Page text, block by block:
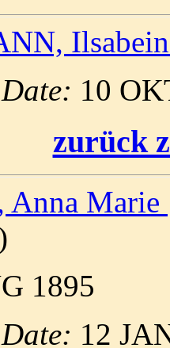
Date: 10
zurück
Marie
1895
Date: 12